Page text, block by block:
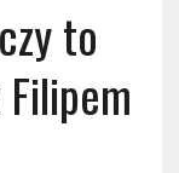
to